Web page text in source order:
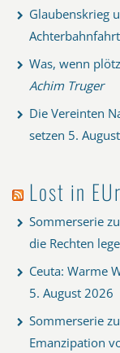
Glaubenskrieg
Achterbahnfahrt
Was, wenn
Achim Truger
Die Vereinten
setzen 5.
Lost in
Sommerserie
die Rechten
Ceuta: Warme
5. August 2026
Sommerserie
Emanzipation